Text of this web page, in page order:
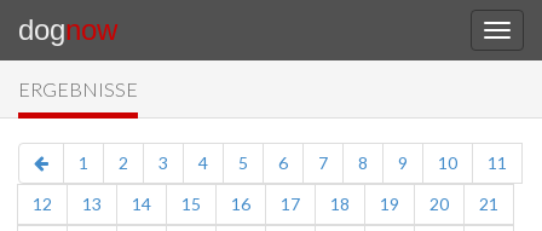
dognow
ERGEBNISSE
1 2 3 4 5 6 7 8 9 10
11
12
13 14 15 16 17 18 19 20
21